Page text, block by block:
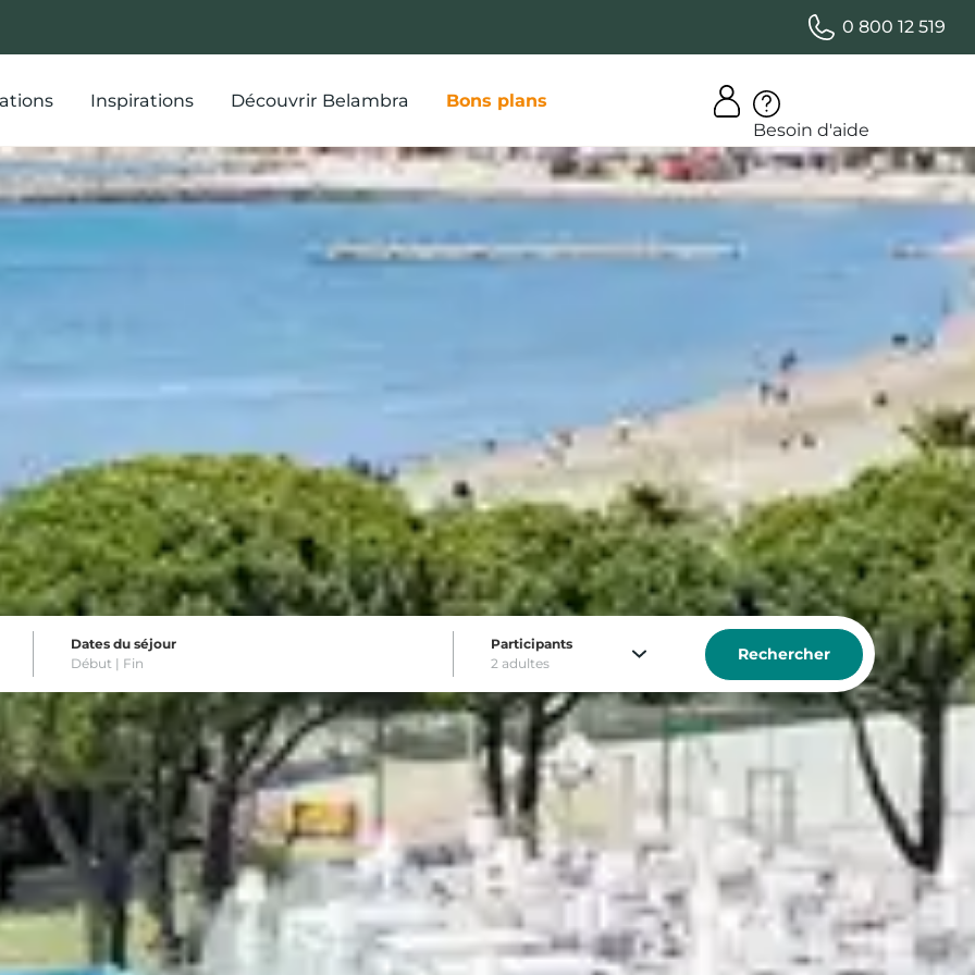
0 800 12 519
Inspirations Découvrir Belambra
Bons plans
Besoin d'aide
dans les clubs
Belambra
Dates du séjour
Début | Fin
Participants
2 adultes
Rechercher
pour séjourner dans nos clubs de vacances Belambra, au cœur de sites d’exception.
en campagne, choisissez la destination qui vous convient. Nos clubs vous proposent une variété
votre séjour au soleil : animations organisées par un personnel qualifié, location de
disposition, c’est l’occasion de vous relaxer durant vos vacances en solo.
d’un cadre idyllique tout confort afin de passer un séjour d’exception !